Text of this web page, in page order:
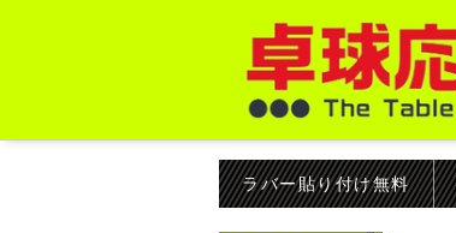
ラバー貼り付け無料